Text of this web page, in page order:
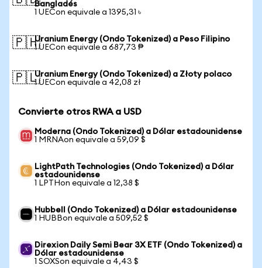
Bangladés
1 UECon equivale a 1395,31 ৳
🇵🇭Uranium Energy (Ondo Tokenized) a Peso Filipino
1 UECon equivale a 687,73 ₱
🇵🇱Uranium Energy (Ondo Tokenized) a Złoty polaco
1 UECon equivale a 42,08 zł
Convierte otros RWA a USD
Moderna (Ondo Tokenized) a Dólar estadounidense
1 MRNAon equivale a 59,09 $
LightPath Technologies (Ondo Tokenized) a Dólar
estadounidense
1 LPTHon equivale a 12,38 $
Hubbell (Ondo Tokenized) a Dólar estadounidense
1 HUBBon equivale a 509,52 $
Direxion Daily Semi Bear 3X ETF (Ondo Tokenized) a
Dólar estadounidense
1 SOXSon equivale a 4,43 $